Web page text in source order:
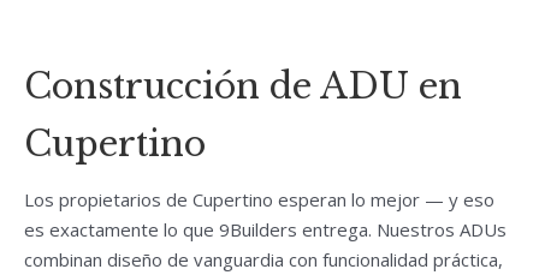
Construcción de ADU en
Cupertino
Los propietarios de Cupertino esperan lo mejor — y eso
es exactamente lo que 9Builders entrega. Nuestros ADUs
combinan diseño de vanguardia con funcionalidad práctica,